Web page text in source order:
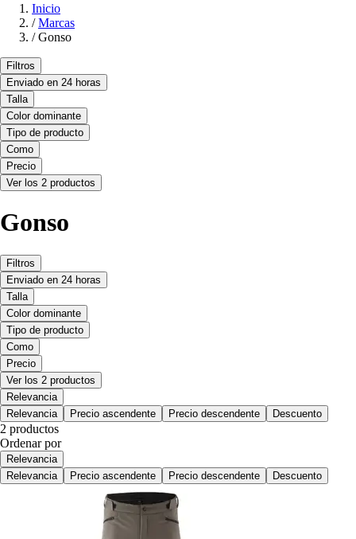
Inicio
/ Marcas
/ Gonso
Filtros
Enviado en 24 horas
Talla
Color dominante
Tipo de producto
Como
Precio
Ver los 2 productos
Gonso
Filtros
Enviado en 24 horas
Talla
Color dominante
Tipo de producto
Como
Precio
Ver los 2 productos
Relevancia
Relevancia
Precio ascendente Precio descendente Descuento
2 productos
Ordenar por
Relevancia
Relevancia
Precio ascendente Precio descendente Descuento